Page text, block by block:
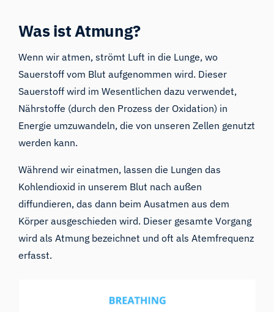
Was ist Atmung?
Wenn wir atmen, strömt Luft in die Lunge, wo
Sauerstoff vom Blut aufgenommen wird. Dieser
Sauerstoff wird im Wesentlichen dazu verwendet,
Nährstoffe (durch den Prozess der Oxidation) in
Energie umzuwandeln, die von unseren Zellen genutzt
werden kann.
Während wir einatmen, lassen die Lungen das
Kohlendioxid in unserem Blut nach außen
diffundieren, das dann beim Ausatmen aus dem
Körper ausgeschieden wird. Dieser gesamte Vorgang
wird als Atmung bezeichnet und oft als Atemfrequenz
erfasst.